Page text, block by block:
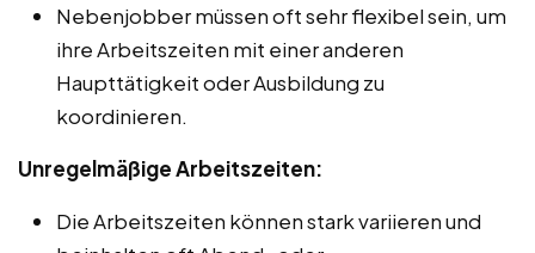
Nebenjobber müssen oft sehr flexibel sein, um
ihre Arbeitszeiten mit einer anderen
Haupttätigkeit oder Ausbildung zu
koordinieren.
Unregelmäßige Arbeitszeiten:
Die Arbeitszeiten können stark variieren und